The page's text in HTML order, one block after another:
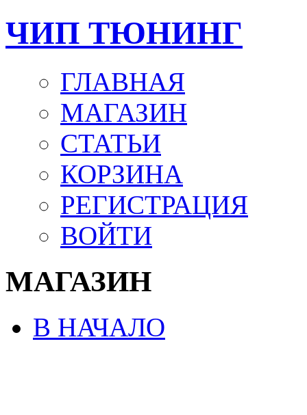
ЧИП ТЮНИНГ
ГЛАВНАЯ
МАГАЗИН
СТАТЬИ
КОРЗИНА
РЕГИСТРАЦИЯ
ВОЙТИ
МАГАЗИН
В НАЧАЛО